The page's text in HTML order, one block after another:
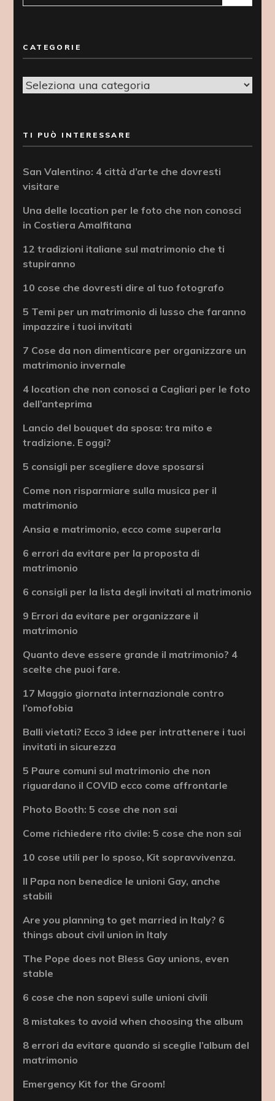
per:
CATEGORIE
Categorie
TI PUÒ INTERESSARE
San Valentino: 4 città d’arte che dovresti
visitare
Una delle location per le foto che non conosci
in Costiera Amalfitana
12 tradizioni italiane sul matrimonio che ti
stupiranno
10 cose che dovresti dire al tuo fotografo
5 Temi per un matrimonio di lusso che faranno
impazzire i tuoi invitati
7 Cose da non dimenticare per organizzare un
matrimonio invernale
4 location che non conosci a Cagliari per le foto
dell’anteprima
Lancio del bouquet da sposa: tra mito e
tradizione. E oggi?
5 consigli per scegliere dove sposarsi
Come non risparmiare sulla musica per il
matrimonio
Ansia e matrimonio, ecco come superarla
6 errori da evitare per la proposta di
matrimonio
6 consigli per la lista degli invitati al matrimonio
9 Errori da evitare per organizzare il
matrimonio
Quanto deve essere grande il matrimonio? 4
scelte che puoi fare.
17 Maggio giornata internazionale contro
l’omofobia
Balli vietati? Ecco 3 idee per intrattenere i tuoi
invitati in sicurezza
5 Paure comuni sul matrimonio che non
riguardano il COVID ecco come affrontarle
Photo Booth: 5 cose che non sai
Come richiedere rito civile: 5 cose che non sai
10 cose utili per lo sposo, Kit sopravvivenza.
Il Papa non benedice le unioni Gay, anche
stabili
Are you planning to get married in Italy? 6
things about civil union in Italy
The Pope does not Bless Gay unions, even
stable
6 cose che non sapevi sulle unioni civili
8 mistakes to avoid when choosing the album
8 errori da evitare quando si sceglie l’album del
matrimonio
Emergency Kit for the Groom!